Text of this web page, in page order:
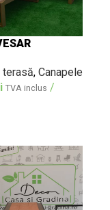
terasă, Canapele
TVA inclus /